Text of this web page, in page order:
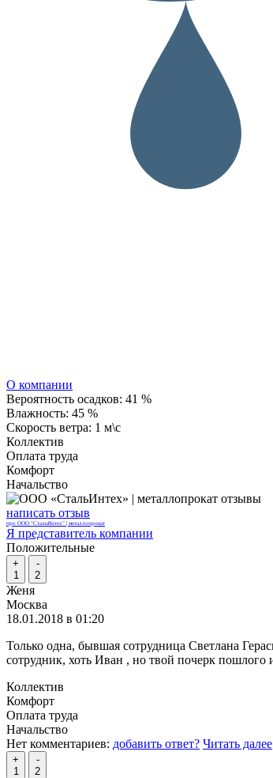
О компании
Вероятность осадков: 41 %
Влажность: 45 %
Скорость ветра: 1 м\с
Коллектив
Оплата труда
Комфорт
Начальство
написать отзыв
про ООО "СтальИнтех" | металлопрокат
Я представитель компании
Положительные
+
1
-
2
Женя
Москва
18.01.2018 в 01:20
Только одна, бывшая сотрудница Светлана
сотрудник, хоть Иван , но твой почерк пошлого
Коллектив
Комфорт
Оплата труда
Начальство
Нет комментариев: добавить ответ? Читать далее
+
1
-
2